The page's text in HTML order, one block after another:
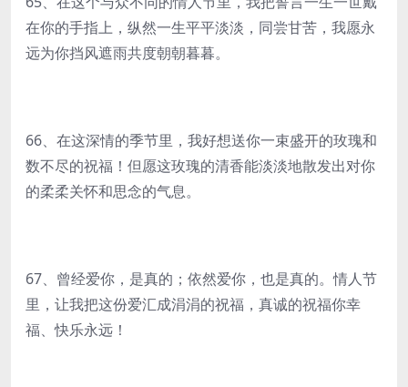
在你的手指上，纵然一生平平淡淡，同尝甘苦，我愿永
远为你挡风遮雨共度朝朝暮暮。
66、在这深情的季节里，我好想送你一束盛开的玫瑰和
数不尽的祝福！但愿这玫瑰的清香能淡淡地散发出对你
的柔柔关怀和思念的气息。
67、曾经爱你，是真的；依然爱你，也是真的。情人节
里，让我把这份爱汇成涓涓的祝福，真诚的祝福你幸
福、快乐永远！